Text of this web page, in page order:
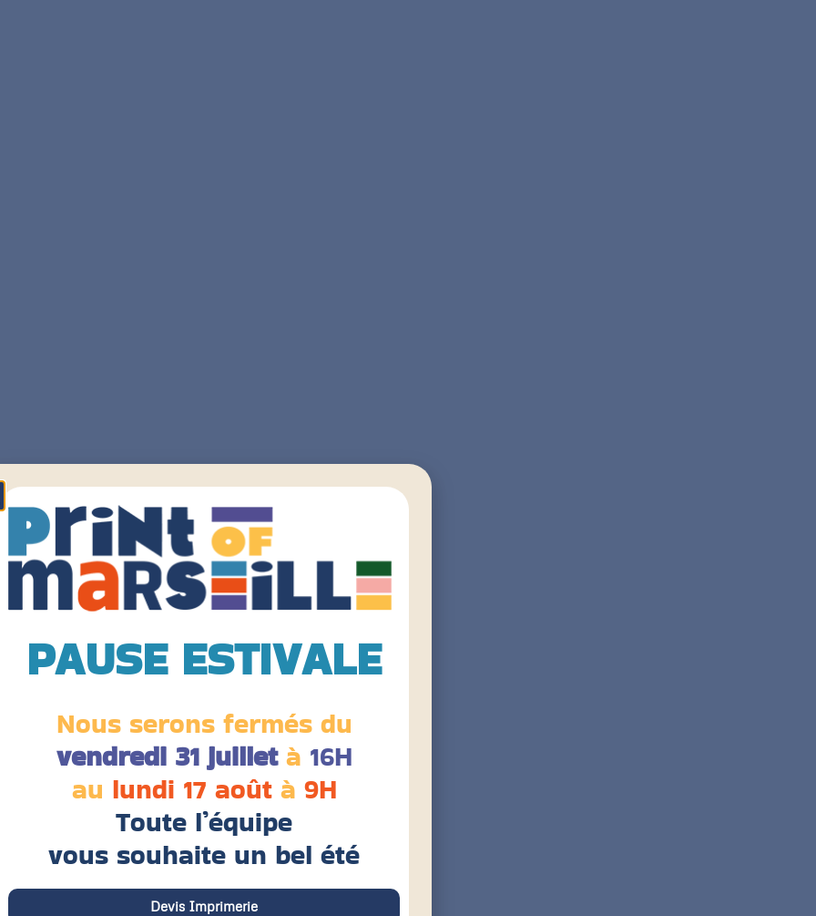
PAUSE ESTIVALE
Nous serons fermés du
vendredi 31 juilletà 16H
au lundi 17 aoûtà 9H
Toute l’équipe
vous souhaite un bel été
Devis Imprimerie